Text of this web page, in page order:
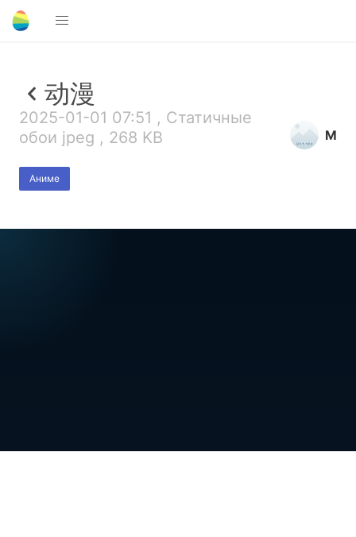
动漫
2025-01-01 07:51 , Статичные
обои jpeg , 268 KB
Аниме
M